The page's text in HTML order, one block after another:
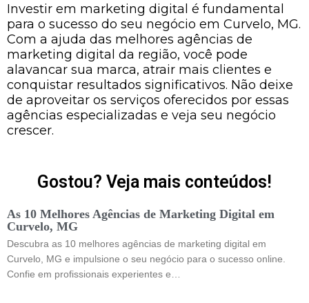
Investir em marketing digital é fundamental
para o sucesso do seu negócio em Curvelo, MG.
Com a ajuda das melhores agências de
marketing digital da região, você pode
alavancar sua marca, atrair mais clientes e
conquistar resultados significativos. Não deixe
de aproveitar os serviços oferecidos por essas
agências especializadas e veja seu negócio
crescer.
Gostou? Veja mais conteúdos!
As 10 Melhores Agências de Marketing Digital em
Curvelo, MG
Descubra as 10 melhores agências de marketing digital em
Curvelo, MG e impulsione o seu negócio para o sucesso online.
Confie em profissionais experientes e…